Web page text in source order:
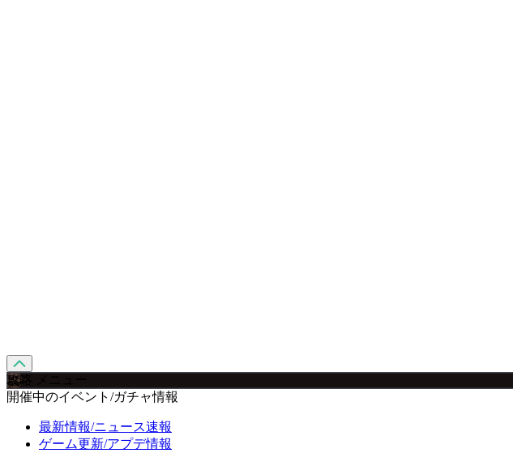
攻略 メニュー
開催中のイベント/ガチャ情報
最新情報/ニュース速報
ゲーム更新/アプデ情報